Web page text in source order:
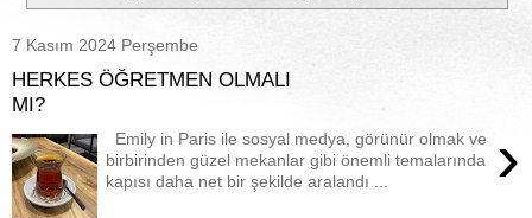
7 Kasım 2024 Perşembe
HERKES ÖĞRETMEN OLMALI
MI?
›
Emily in Paris ile sosyal medya, görünür olmak ve
birbirinden güzel mekanlar gibi önemli temalarında
kapısı daha net bir şekilde aralandı ...